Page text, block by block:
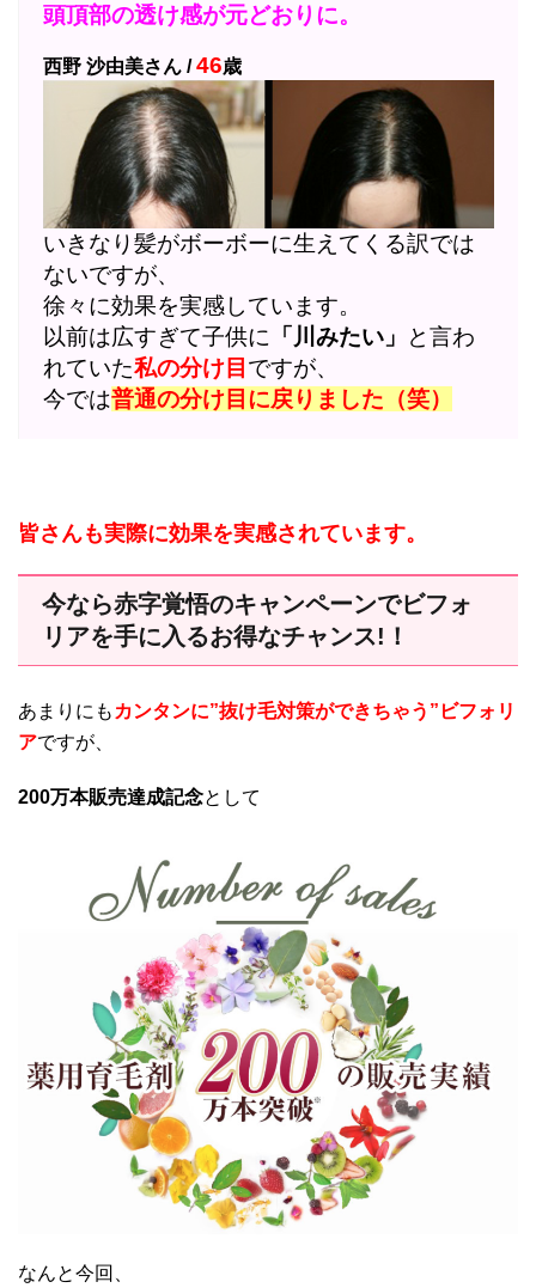
頭頂部の透け感が元どおりに。
西野 沙由美さん /46歳
いきなり髪がボーボーに生えてくる訳では
ないですが、
徐々に効果を実感しています。
以前は広すぎて子供に 「川みたい」
と言わ
れていた私の分け目 ですが、
今では普通の分け目に戻りました（笑）
皆さんも実際に効果を実感されています。
今なら赤字覚悟のキャンペーンでビフォ
リアを手に入るお得なチャンス!！
あまりにも カンタンに”抜け毛対策ができちゃう”ビフォリ
アですが、
200万本販売達成記念として
なんと今回、